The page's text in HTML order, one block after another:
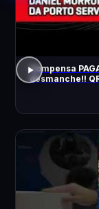
Compensa
desmanche!!